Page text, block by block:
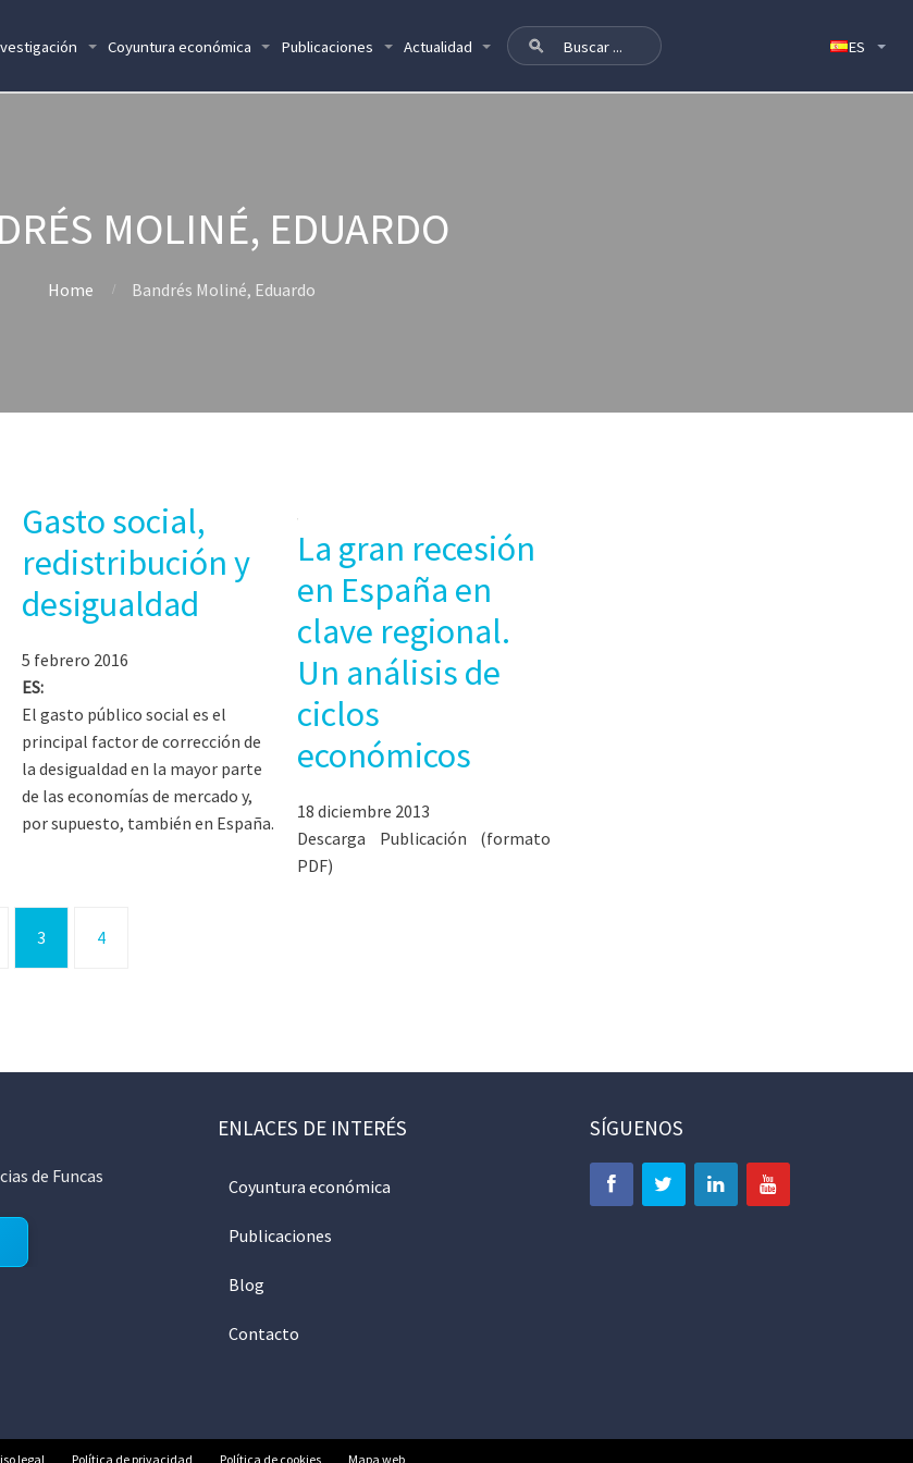
Coyuntura económica Publicaciones Actualidad
MOLINÉ, EDUARDO
Home Bandrés Moliné, Eduardo
Gasto social,
redistribución y
desigualdad
5 febrero 2016
ES:
El gasto público social es el
principal factor de corrección de
la desigualdad en la mayor parte
de las economías de mercado y,
por supuesto, también en España.
La gran recesión
en España en
clave regional.
Un análisis de
ciclos
económicos
18 diciembre 2013
Descarga Publicación (formato
PDF)
3 4
de Funcas
ENLACES DE INTERÉS
Coyuntura económica
Publicaciones
Blog
Contacto
SÍGUENOS
legal Política de privacidad Política de cookies Mapa web